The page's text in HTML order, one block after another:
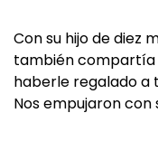
Con su hijo de diez
también compartía
haberle regalado a
Nos empujaron con